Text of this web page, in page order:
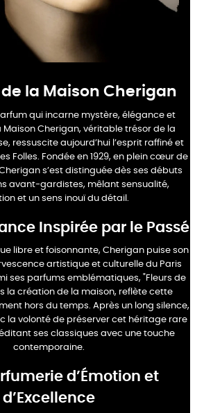
de la Maison Cherigan
qui incarne mystère, élégance et
Maison Cherigan, véritable trésor de la
ressuscite aujourd’hui l’esprit raffiné et
Folles. Fondée en 1929, en plein cœur de
Cherigan s’est distinguée dès ses débuts
avant-gardistes, mêlant sensualité,
et un sens inouï du détail.
Inspirée par le Passé
libre et foisonnante, Cherigan puise son
artistique et culturelle du Paris
ses parfums emblématiques, "Fleurs de
la création de la maison, reflète cette
hors du temps. Après un long silence,
la volonté de préserver cet héritage rare
ses classiques avec une touche
contemporaine.
d’Émotion et
d’Excellence